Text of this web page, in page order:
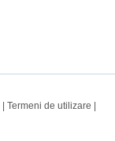
Termeni de utilizare